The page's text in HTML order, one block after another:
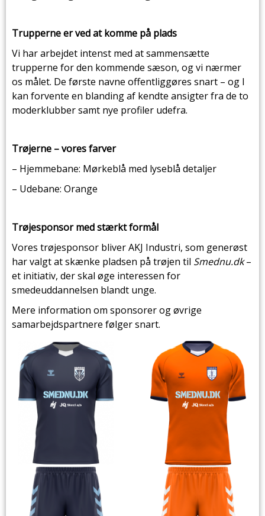
Trupperne er ved at komme på plads
Vi har arbejdet intenst med at sammensætte
trupperne for den kommende sæson, og vi nærmer
os målet. De første navne offentliggøres snart – og I
kan forvente en blanding af kendte ansigter fra de to
moderklubber samt nye profiler udefra.
Trøjerne – vores farver
– Hjemmebane: Mørkeblå med lyseblå detaljer
– Udebane: Orange
Trøjesponsor med stærkt formål
Vores trøjesponsor bliver AKJ Industri, som generøst
har valgt at skænke pladsen på trøjen til Smednu.dk–
et initiativ, der skal øge interessen for
smedeuddannelsen blandt unge.
Mere information om sponsorer og øvrige
samarbejdspartnere følger snart.